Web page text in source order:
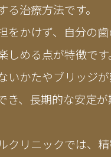
る治療方法です。
をかけず、自分の
しめる点が特徴です
いかたやブリッジ
き、長期的な安定
クリニックでは、